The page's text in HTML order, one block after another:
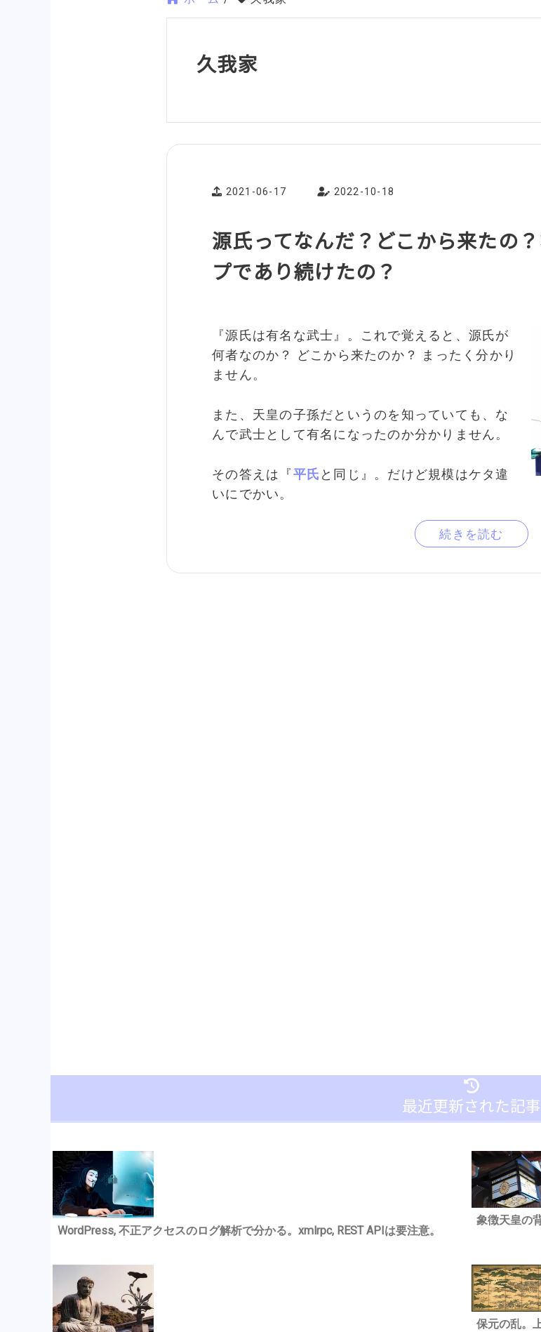
久我家
2021-06-17 2022-10-18
源氏ってなんだ？どこから来たの
プであり続けたの？
『源氏は有名な武士』。これで覚えると、源氏が
何者なのか？ どこから来たのか？ まったく分かり
ません。
また、天皇の子孫だというのを知っていても、な
んで武士として有名になったのか分かりません。
その答えは『平氏 と同じ』。だけど規模はケタ違
いにでかい。
続きを読む
最近更新された記事
WordPress, 不正アクセスのログ解析で分かる。xmlrpc, REST APIは要注意。
象徴天皇の
保元の乱。